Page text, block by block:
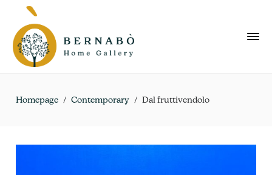
Homepage / Contemporary / Dal fruttivendolo